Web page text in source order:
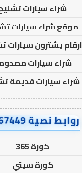
شراء سيارات
موقع شراء سيارات
ارقام يشترون سيارات
شراء سيارات
شراء سيارات قديمة
روابط نصية AA67449
كورة 365
كورة سيتي